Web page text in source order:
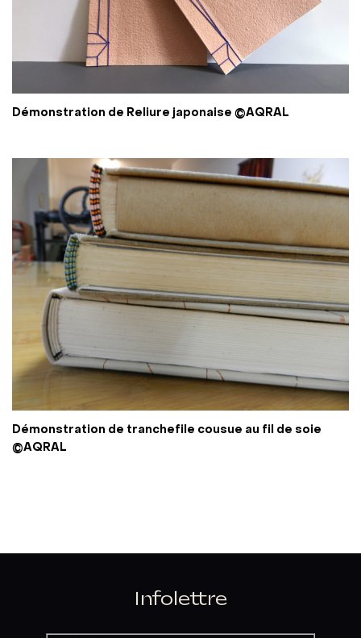
Démonstration de Reliure japonaise ©AQRAL
Démonstration de tranchefile cousue au fil de soie
©AQRAL
Infolettre